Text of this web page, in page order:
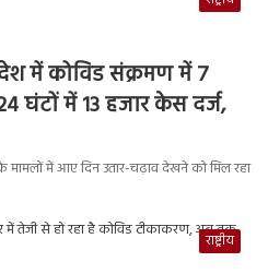
में कोविड संक्रमण में 7
घंटों में 13 हजार केस दर्ज,
मामलों में आए दिन उतार-चढ़ाव देखने को मिल रहा
राष्ट्रीय